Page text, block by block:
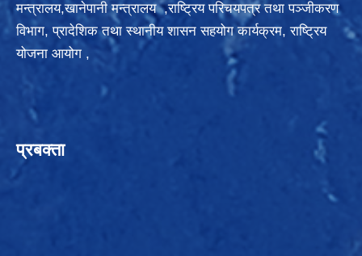
मन्त्रालय,खानेपानी मन्त्रालय ,राष्ट्रिय परिचयपत्र तथा पञ्‍जीकरण
विभाग, प्रादेशिक तथा स्थानीय शासन सहयोग कार्यक्रम,राष्ट्रिय
योजना आयोग ,
प्रबक्ता